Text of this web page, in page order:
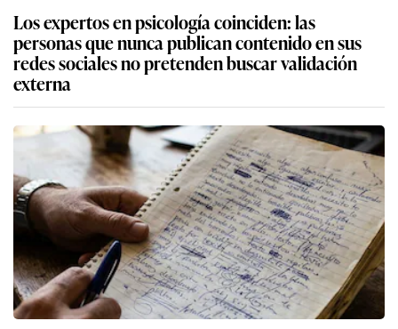
Los expertos en psicología coinciden: las
personas que nunca publican contenido en sus
redes sociales no pretenden buscar validación
externa